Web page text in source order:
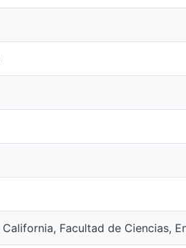
Facultad de Ciencias,